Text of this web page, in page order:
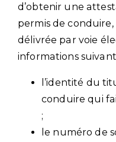
d’obtenir une
permis de
délivrée par voie
informations
l’identité du
conduire qui
;
le numéro de